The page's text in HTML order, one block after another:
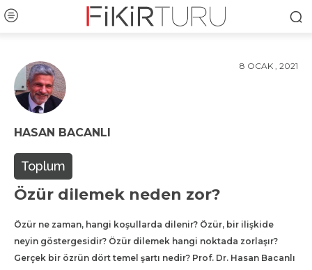
8 OCAK , 2021
HASAN BACANLI
Toplum
Özür dilemek neden zor?
Özür ne zaman, hangi koşullarda dilenir? Özür, bir ilişkide
neyin göstergesidir? Özür dilemek hangi noktada zorlaşır?
Gerçek bir özrün dört temel şartı nedir? Prof. Dr. Hasan Bacanlı